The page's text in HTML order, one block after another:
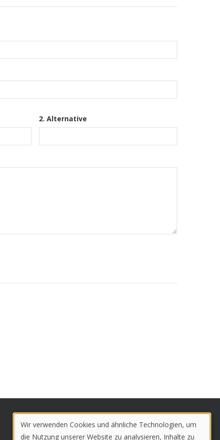
2. Alternative
Wir verwenden Cookies und ähnliche Technologien, um
die Nutzung unserer Website zu analysieren, Inhalte zu